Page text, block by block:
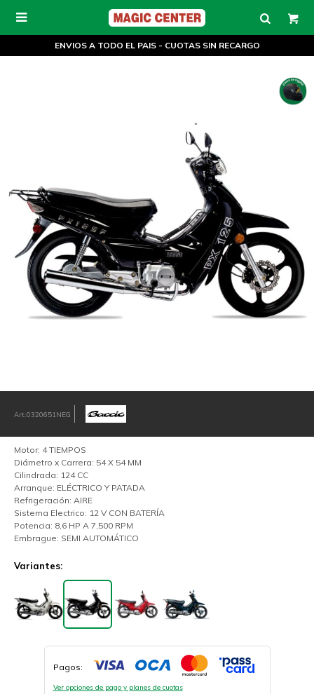

ENVIOS A TODO EL PAIS - CUOTAS SIN RECARGO
0320651NEG
Motor: 4 TIEMPOS
Diámetro x Carrera: 54 X 54 MM
Cilindrada: 124 CC
Arranque: ELÉCTRICO Y PATADA
Refrigeración: AIRE
Sistema Electrico: 12 V CON BATERÍA
Potencia: 8,6 HP A 7,500 RPM
Embrague: SEMI AUTOMÁTICO
Variantes:
Pagos:
Ver opciones de pago y planes de cuotas